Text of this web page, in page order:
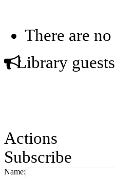
There are
Library
Actions
Subscribe
Name: